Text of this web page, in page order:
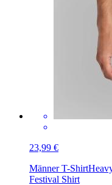
23,99 €
Männer T-Shirt
Festival Shirt